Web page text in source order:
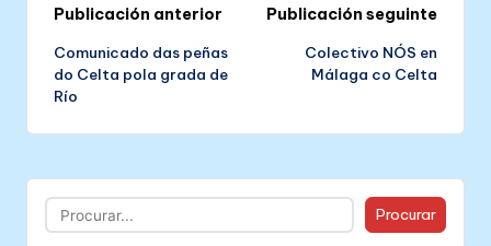
Post
navigation
Publicación anterior
Comunicado das peñas
do Celta pola grada de
Río
Publicación seguinte
Colectivo NÓS en
Málaga co Celta
Buscar Procurar